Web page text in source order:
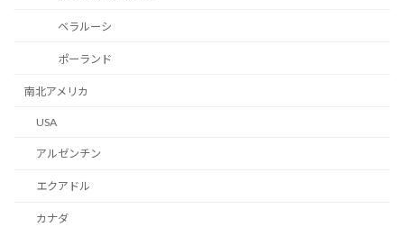
ベラルーシ
ポーランド
南北アメリカ
USA
アルゼンチン
エクアドル
カナダ